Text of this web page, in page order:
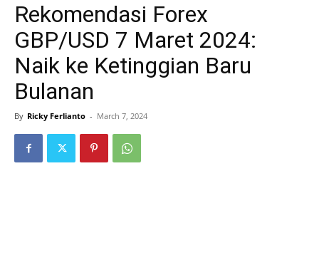
Rekomendasi Forex
GBP/USD 7 Maret 2024:
Naik ke Ketinggian Baru
Bulanan
By Ricky Ferlianto - March 7, 2024